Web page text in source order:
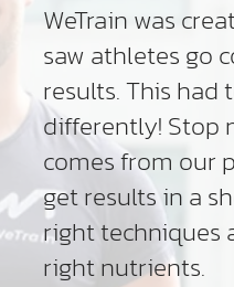
WeTrain was
saw athletes go
results. This had
differently! Stop
comes from our
get results in a
right techniques
right nutrients.